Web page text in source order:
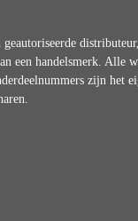
geautoriseerde
een handelsmerk. Alle
zijn het